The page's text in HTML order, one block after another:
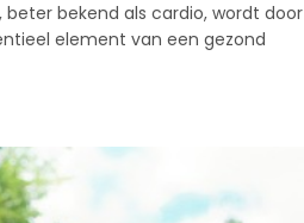
bekend als cardio, wordt door
element van een gezond